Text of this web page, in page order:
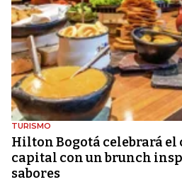
TURISMO
Hilton Bogotá celebrará el
capital con un brunch
sabores